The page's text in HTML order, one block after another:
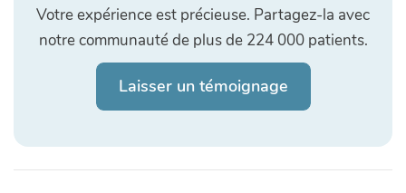
Votre expérience est précieuse. Partagez-la avec
notre communauté de plus de 224 000 patients.
Laisser un témoignage